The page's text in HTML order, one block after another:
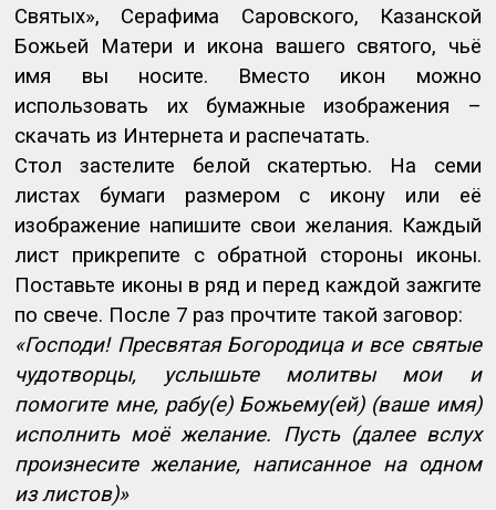
Святых», Серафима Саровского, Казанской
Божьей Матери и икона вашего святого, чьё
имя вы носите. Вместо икон можно
использовать их бумажные изображения –
скачать из Интернета и распечатать.
Стол застелите белой скатертью. На семи
листах бумаги размером с икону или её
изображение напишите свои желания. Каждый
лист прикрепите с обратной стороны иконы.
Поставьте иконы в ряд и перед каждой зажгите
по свече. После 7 раз прочтите такой заговор:
«Господи! Пресвятая Богородица и все святые
чудотворцы, услышьте молитвы мои и
помогите мне, рабу(е) Божьему(ей) (ваше имя)
исполнить моё желание. Пусть (далее вслух
произнесите желание, написанное на одном
из листов)»